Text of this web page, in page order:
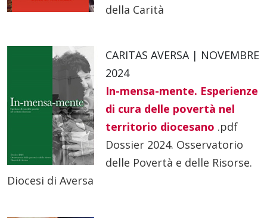
della Carità
CARITAS AVERSA | NOVEMBRE
2024
In-mensa-mente. Esperienze
di cura delle povertà nel
territorio diocesano .pdf
Dossier 2024. Osservatorio
delle Povertà e delle Risorse.
Diocesi di Aversa